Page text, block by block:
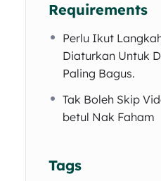
Requirements
Perlu Ikut
Diaturkan Untuk
Paling Bagus.
Tak Boleh Skip
betul Nak Faham
Tags